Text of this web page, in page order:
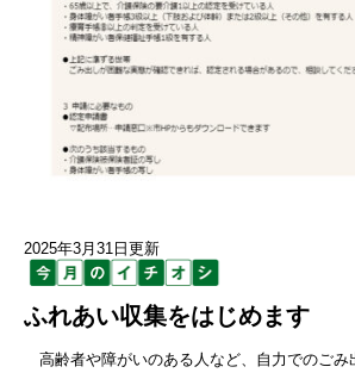
2025年3月31日更新
ふれあい収集をはじめます
高齢者や障がいのある人など、自力でのごみ